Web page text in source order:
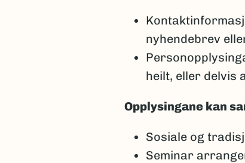
nyhendebrev
heilt, eller delvis
Opplysingane kan
Sosiale og
Seminar